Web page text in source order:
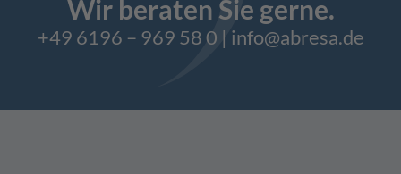
Wir beraten Sie gerne.
+49 6196 – 969 58 0 | info@abresa.de